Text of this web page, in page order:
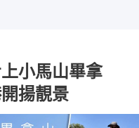
小馬山畢拿
揚靚景